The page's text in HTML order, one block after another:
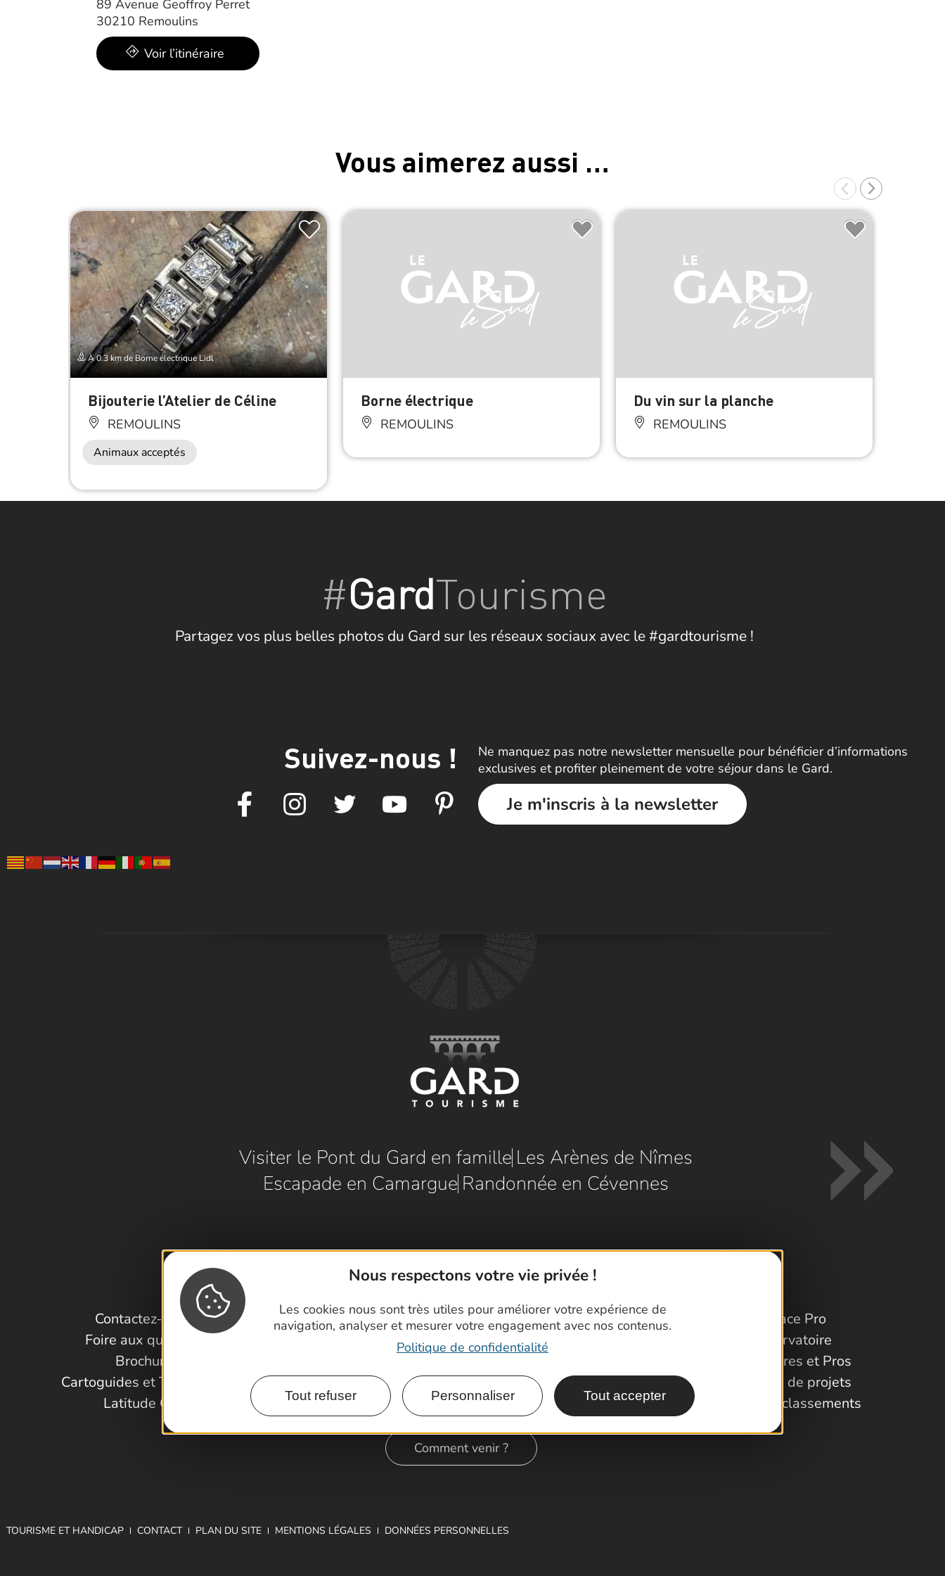
Nous respectons votre vie privée !
Les cookies nous sont très utiles pour améliorer votre expérience de
navigation, analyser et mesurer votre engagement avec nos contenus.
Politique de confidentialité
Tout refuser Personnaliser Tout accepter
89 Avenue Geoffroy Perret
30210 Remoulins
Voir l’itinéraire
Vous aimerez aussi …
À 0.3 km de Borne électrique Lidl
Bijouterie l’Atelier de Céline
REMOULINS
Animaux acceptés
Borne électrique
REMOULINS
Du vin sur la planche
REMOULINS
#GardTourisme
Partagez vos plus belles photos du Gard sur les réseaux sociaux avec le #gardtourisme !
Suivez-nous !
Ne manquez pas notre newsletter mensuelle pour bénéficier d’informations
exclusives et profiter pleinement de votre séjour dans le Gard.
Je m'inscris à la newsletter
Visiter le Pont du Gard en famille Les Arènes de Nîmes
Escapade en Camargue Randonnée en Cévennes
Contactez-nous !
Foire aux questions
Brochures
Cartoguides et Topoguides
Latitude Gard
Comment venir ?
Espace Pro
Observatoire
Partenaires et Pros
Porteurs de projets
Labels et classements
TOURISME ET HANDICAP CONTACT PLAN DU SITE MENTIONS LÉGALES DONNÉES PERSONNELLES